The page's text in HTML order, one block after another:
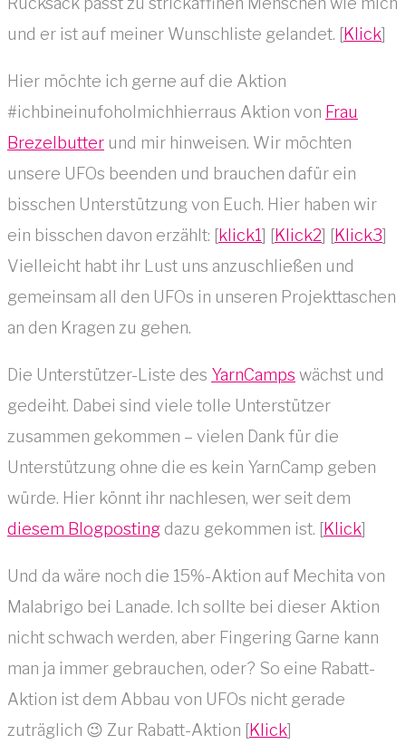
und er ist auf meiner Wunschliste gelandet. [Klick]
Hier möchte ich gerne auf die Aktion
#ichbineinufoholmichhierraus Aktion von Frau
Brezelbutter und mir hinweisen. Wir möchten
unsere UFOs beenden und brauchen dafür ein
bisschen Unterstützung von Euch. Hier haben wir
ein bisschen davon erzählt: [klick1] [Klick2] [Klick3]
Vielleicht habt ihr Lust uns anzuschließen und
gemeinsam all den UFOs in unseren Projekttaschen
an den Kragen zu gehen.
Die Unterstützer-Liste des YarnCamps wächst und
gedeiht. Dabei sind viele tolle Unterstützer
zusammen gekommen – vielen Dank für die
Unterstützung ohne die es kein YarnCamp geben
würde. Hier könnt ihr nachlesen, wer seit dem
diesem Blogposting dazu gekommen ist. [Klick]
Und da wäre noch die 15%-Aktion auf Mechita von
Malabrigo bei Lanade. Ich sollte bei dieser Aktion
nicht schwach werden, aber Fingering Garne kann
man ja immer gebrauchen, oder? So eine Rabatt-
Aktion ist dem Abbau von UFOs nicht gerade
zuträglich 😉 Zur Rabatt-Aktion [Klick]